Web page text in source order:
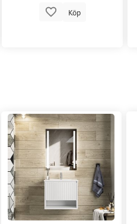
Köp